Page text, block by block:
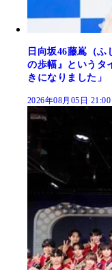
日向坂46藤嶌（
の歩幅』というタ
きになりました」
2026年08月05日 21:00